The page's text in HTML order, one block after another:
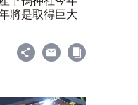
將是取得巨大